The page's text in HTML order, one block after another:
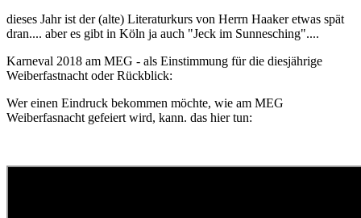
dieses Jahr ist der (alte) Literaturkurs von Herrn Haaker etwas spät
dran.... aber es gibt in Köln ja auch "Jeck im Sunnesching"....
Karneval 2018 am MEG - als Einstimmung für die diesjährige
Weiberfastnacht oder Rückblick:
Wer einen Eindruck bekommen möchte, wie am MEG
Weiberfasnacht gefeiert wird, kann. das hier tun: